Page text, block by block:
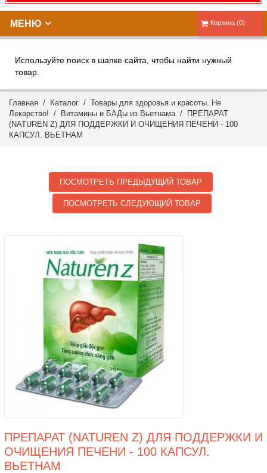
Корзина (0)
МЕНЮ
Используйте поиск в шапке сайта, чтобы найти нужный
товар.
Главная / Каталог / Товары для здоровья и красоты. Не
Лекарство! / Витамины и БАДы из Вьетнама/ ПРЕПАРАТ
(NATUREN Z) ДЛЯ ПОДДЕРЖКИ И ОЧИЩЕНИЯ ПЕЧЕНИ - 100
КАПСУЛ. ВЬЕТНАМ
ПОСМОТРЕТЬ ПРЕДЫДУЩИЙ ТОВАР
ПОСМОТРЕТЬ СЛЕДУЮЩИЙ ТОВАР
ПРЕПАРАТ (NATUREN Z) ДЛЯ ПОДДЕРЖКИ И
ОЧИЩЕНИЯ ПЕЧЕНИ - 100 КАПСУЛ.
ВЬЕТНАМ